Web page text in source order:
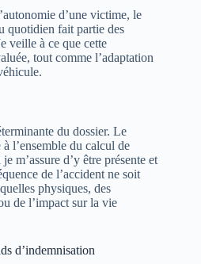
d’une victime, le
quotidien fait partie des
veille à ce que cette
tout comme l’adaptation
du dossier. Le
l’ensemble du calcul de
m’assure d’y être présente et
de l’accident ne soit
physiques, des
de l’impact sur la vie
d’indemnisation